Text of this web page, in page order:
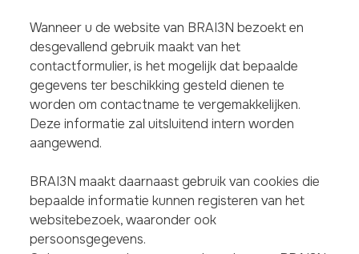
Wanneer u de website van BRAI3N bezoekt en
desgevallend gebruik maakt van het
contactformulier, is het mogelijk dat bepaalde
gegevens ter beschikking gesteld dienen te
worden om contactname te vergemakkelijken.
Deze informatie zal uitsluitend intern worden
aangewend.
BRAI3N maakt daarnaast gebruik van cookies die
bepaalde informatie kunnen registeren van het
websitebezoek, waaronder ook
persoonsgegevens.